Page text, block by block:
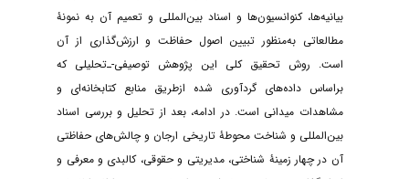
بیانیه‌ها، کنوانسیون‌ها و اسناد بین‌المللی و تعمیم آن به نمونۀ
مطالعاتی به‌منظور تبیین اصول حفاظت و ارزش‌گذاری از آن
است. روش تحقیق کلی این پژوهش توصیفی-ـ‌تحلیلی که
براساس داده‌های گردآوری شده ازطریق منابع کتابخانه‌ای و
مشاهدات میدانی است. در ادامه، بعد از تحلیل و بررسی اسناد
بین‌المللی و شناخت محوطۀ تاریخی ارجان و چالش‌های حفاظتی
آن در چهار زمینۀ شناختی، مدیریتی و حقوقی، کالبدی و معرفی و